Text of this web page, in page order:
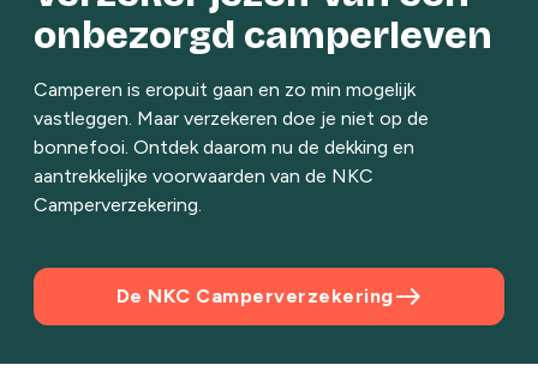
onbezorgd camperleven
Camperen is eropuit gaan en zo min mogelijk
vastleggen. Maar verzekeren doe je niet op de
bonnefooi. Ontdek daarom nu de dekking en
aantrekkelijke voorwaarden van de NKC
Camperverzekering.
east
De NKC Camperverzekering